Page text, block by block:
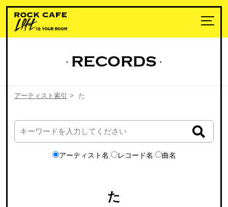
RECORDS
アーティスト索引 > た
アーティスト名 レコード名 曲名
た